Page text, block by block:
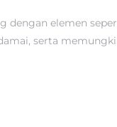
dengan elemen
serta